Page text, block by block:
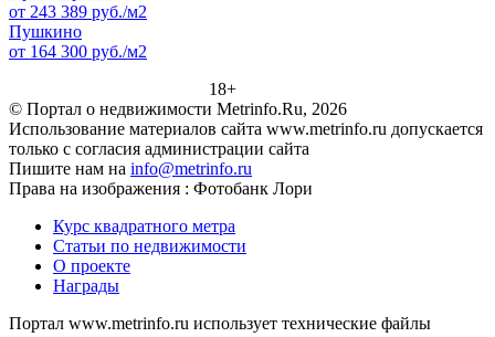
от 243 389 руб./м2
Пушкино
от 164 300 руб./м2
18+
© Портал о недвижимости Metrinfo.Ru, 2026
Использование материалов сайта www.metrinfo.ru допускается
только с согласия администрации сайта
Пишите нам на info@metrinfo.ru
Права на изображения : Фотобанк Лори
Курс квадратного метра
Статьи по недвижимости
О проекте
Награды
Портал www.metrinfo.ru использует технические файлы